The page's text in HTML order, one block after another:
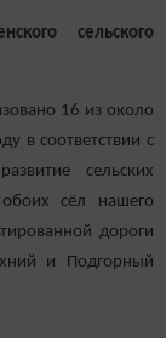
сельского
16 из около
в соответствии с
сельских
сёл нашего
дороги
и Подгорный